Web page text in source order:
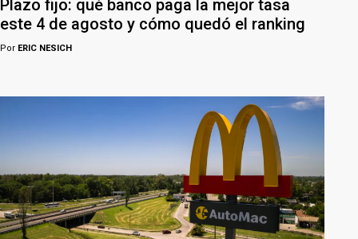
Plazo fijo: qué banco paga la mejor tasa
este 4 de agosto y cómo quedó el ranking
Por ERIC NESICH